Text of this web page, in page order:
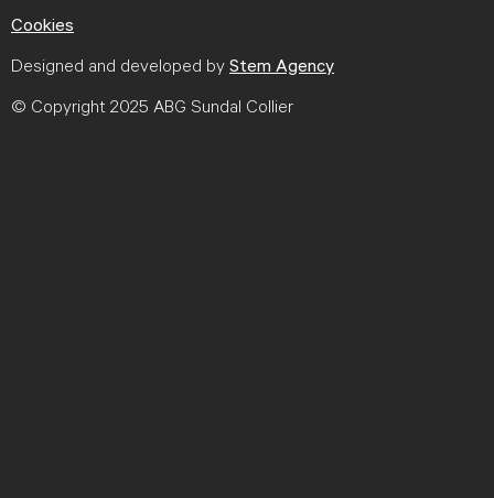
Cookies
Designed and developed by Stem Agency
© Copyright 2025 ABG Sundal Collier